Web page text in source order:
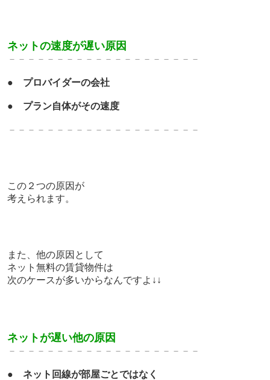
ネットの速度が遅い原因
－－－－－－－－－－－－－－－－－－－－
● プロバイダーの会社
● プラン自体がその速度
－－－－－－－－－－－－－－－－－－－－
この２つの原因が
考えられます。
また、他の原因として
ネット無料の賃貸物件は
次のケースが多いからなんですよ↓↓
ネットが遅い他の原因
－－－－－－－－－－－－－－－－－－－－
● ネット回線が部屋ごとではなく